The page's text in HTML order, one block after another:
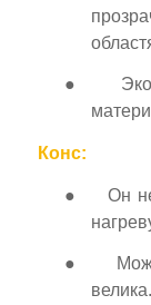
●
Конс:
●
Он
●
велика.
SV
HU
ES_MX